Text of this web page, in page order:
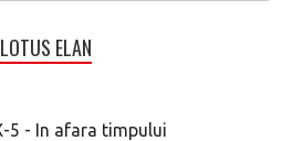
LOTUS ELAN